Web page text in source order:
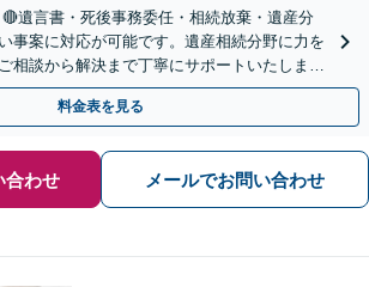
遺言書・死後事務委任・相続放棄・遺産分
事案に対応が可能です。遺産相続分野に力を
相談から解決まで丁寧にサポートいたしま
話ししてください。
料金表を見る
合わせ メールでお問い合わせ